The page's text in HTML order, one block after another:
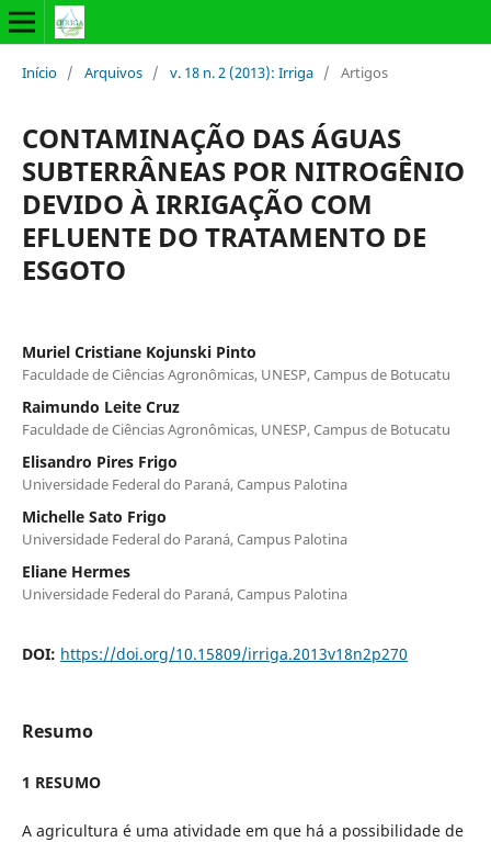
Início / Arquivos / v. 18 n. 2 (2013): Irriga / Artigos
CONTAMINAÇÃO DAS ÁGUAS
SUBTERRÂNEAS POR NITROGÊNIO
DEVIDO À IRRIGAÇÃO COM
EFLUENTE DO TRATAMENTO DE
ESGOTO
Muriel Cristiane Kojunski Pinto
Faculdade de Ciências Agronômicas, UNESP, Campus de Botucatu
Raimundo Leite Cruz
Faculdade de Ciências Agronômicas, UNESP, Campus de Botucatu
Elisandro Pires Frigo
Universidade Federal do Paraná, Campus Palotina
Michelle Sato Frigo
Universidade Federal do Paraná, Campus Palotina
Eliane Hermes
Universidade Federal do Paraná, Campus Palotina
DOI: https://doi.org/10.15809/irriga.2013v18n2p270
Resumo
1 RESUMO
A agricultura é uma atividade em que há a possibilidade de